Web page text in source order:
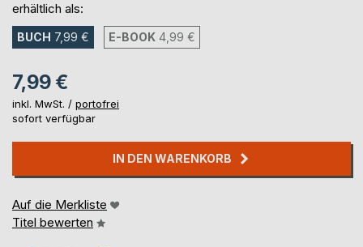
erhältlich als:
BUCH 7,99 € E-BOOK 4,99 €
7,99 €
inkl. MwSt. / portofrei
sofort verfügbar
IN DEN WARENKORB
Auf die Merkliste
Titel bewerten